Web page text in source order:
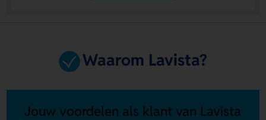
Waarom Lavista?
Jouw voordelen als klant van Lavista